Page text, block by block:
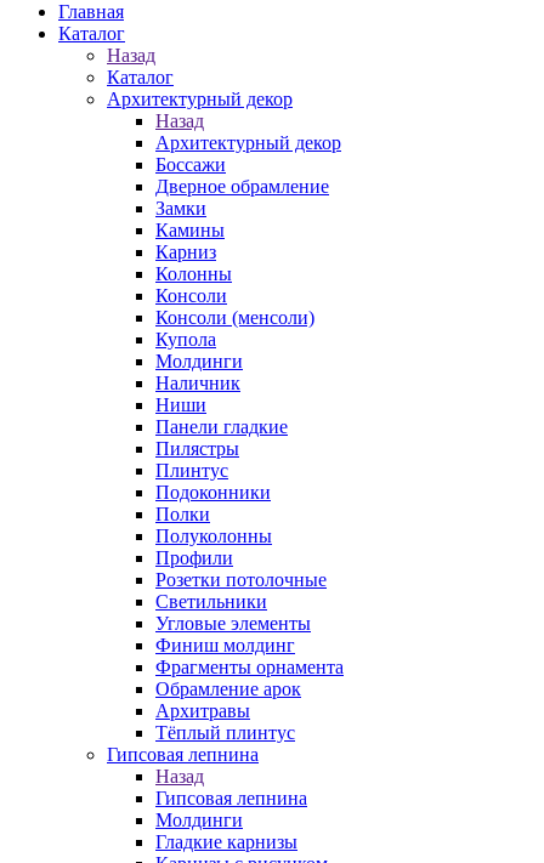
Главная
Каталог
Назад
Каталог
Архитектурный декор
Назад
Архитектурный декор
Боссажи
Дверное обрамление
Замки
Камины
Карниз
Колонны
Консоли
Консоли (менсоли)
Купола
Молдинги
Наличник
Ниши
Панели гладкие
Пилястры
Плинтус
Подоконники
Полки
Полуколонны
Профили
Розетки потолочные
Светильники
Угловые элементы
Финиш молдинг
Фрагменты орнамента
Обрамление арок
Архитравы
Тёплый плинтус
Гипсовая лепнина
Назад
Гипсовая лепнина
Молдинги
Гладкие карнизы